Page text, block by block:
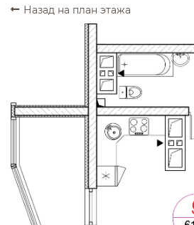
Назад на план этажа